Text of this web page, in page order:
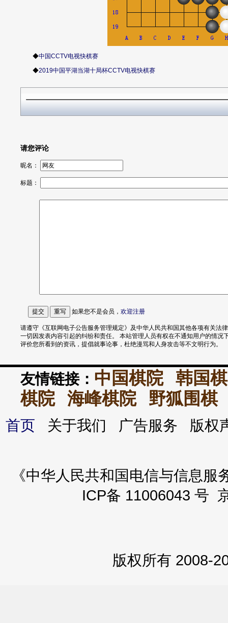
◆中国CCTV电视快棋赛
◆2019中国平湖当湖十局杯CCTV电视快棋赛
请您评论
昵名：
标题：
如果您不是会员， 欢迎注册
请遵守《互联网电子公告服务管理规定》及中华人民共和国其他各项有关法
一切因发表内容引起的纠纷和责任。 本站管理人员有权在不通知用户的情况
评价您所看到的资讯，提倡就事论事，杜绝漫骂和人身攻击等不文明行为。
友情链接： 中国棋院
韩国
棋院
海峰棋院 野狐围棋
首页 关于我们 广告服务 版
《中华人民共和国电信与信息
ICP备 11006043 号
版权所有 2008-